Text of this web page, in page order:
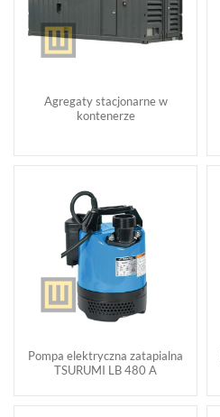
Agregaty stacjonarne w
kontenerze
Pompa elektryczna zatapialna
TSURUMI LB 480 A